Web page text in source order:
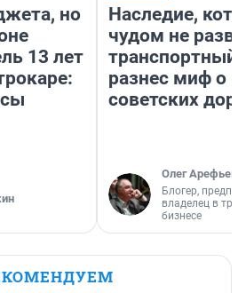
но
13 лет
Наследие,
чудом не
транспортный
разнес миф о
советских
Олег Арефьев
Блогер,
владелец в
бизнесе